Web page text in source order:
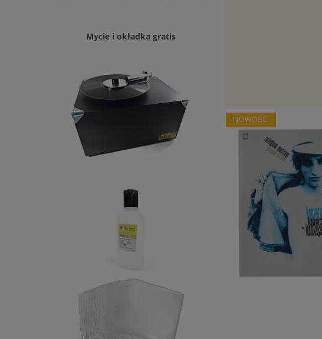
Mycie i okładka gratis
NOWOŚĆ